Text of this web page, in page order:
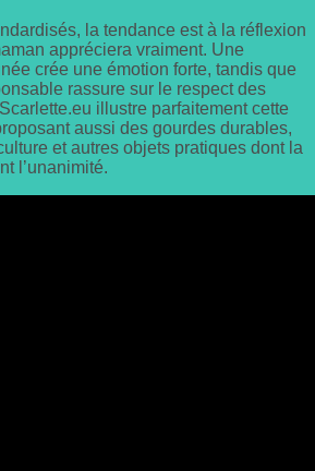
la tendance est à la réflexion
appréciera vraiment. Une
crée une émotion forte, tandis que
rassure sur le respect des
illustre parfaitement cette
aussi des gourdes durables,
et autres objets pratiques dont la
l’unanimité.